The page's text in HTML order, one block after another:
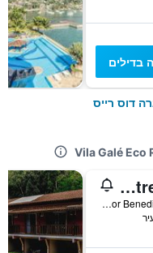
בדילים
דוס רייס
Pousada Mestre Augusto
Estrada Vereador Benedito Adelino, 4509, אנגרה דוס רייס, ברזיל